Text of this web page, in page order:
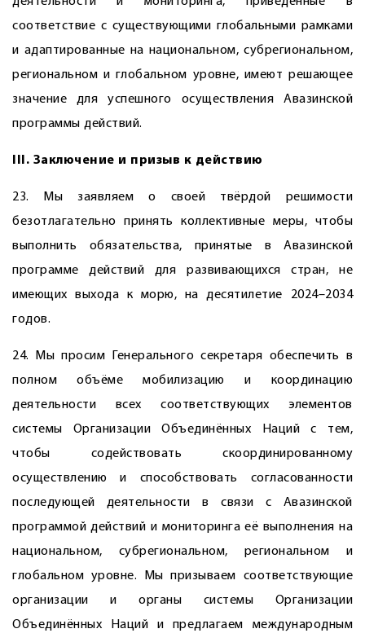
соответствие с существующими глобальными рамками
и адаптированные на национальном, субрегиональном,
региональном и глобальном уровне, имеют решающее
значение для успешного осуществления Авазинской
программы действий.
III. Заключение и призыв к действию
23. Мы заявляем о своей твёрдой решимости
безотлагательно принять коллективные меры, чтобы
выполнить обязательства, принятые в Авазинской
программе действий для развивающихся стран, не
имеющих выхода к морю, на десятилетие 2024–2034
годов.
24. Мы просим Генерального секретаря обеспечить в
полном объёме мобилизацию и координацию
деятельности всех соответствующих элементов
системы Организации Объединённых Наций с тем,
чтобы содействовать скоординированному
осуществлению и способствовать согласованности
последующей деятельности в связи с Авазинской
программой действий и мониторинга её выполнения на
национальном, субрегиональном, региональном и
глобальном уровне. Мы призываем соответствующие
организации и органы системы Организации
Объединённых Наций и предлагаем международным